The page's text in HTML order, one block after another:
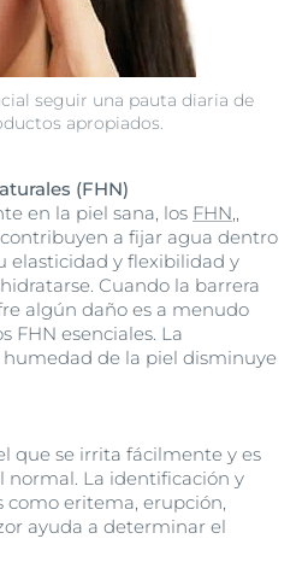
seguir una pauta diaria de
apropiados.
(FHN)
en la piel sana, los FHN,,
a fijar agua dentro
elasticidad y flexibilidad y
Cuando la barrera
algún daño es a menudo
FHN esenciales. La
humedad de la piel disminuye
que se irrita fácilmente y es
normal. La identificación y
como eritema, erupción,
ayuda a determinar el